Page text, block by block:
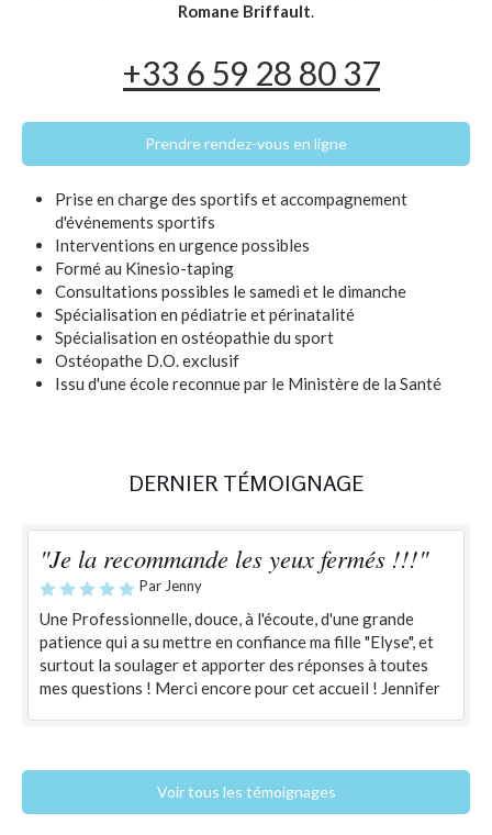
Romane Briffault.
+33 6 59 28 80 37
Prendre rendez-vous en ligne
Prise en charge des sportifs et accompagnement
d'événements sportifs
Interventions en urgence possibles
Formé au Kinesio-taping
Consultations possibles le samedi et le dimanche
Spécialisation en pédiatrie et périnatalité
Spécialisation en ostéopathie du sport
Ostéopathe D.O. exclusif
Issu d'une école reconnue par le Ministère de la Santé
DERNIER TÉMOIGNAGE
"Je la recommande les yeux fermés !!!"
Par Jenny
Une Professionnelle, douce, à l'écoute, d'une grande
patience qui a su mettre en confiance ma fille "Elyse", et
surtout la soulager et apporter des réponses à toutes
mes questions ! Merci encore pour cet accueil ! Jennifer
Voir tous les témoignages